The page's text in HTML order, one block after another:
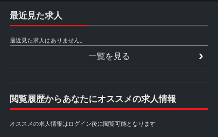
最近見た求人
最近見た求人はありません。
一覧を見る
閲覧履歴からあなたにオススメの求人情報
オススメの求人情報はログイン後に閲覧可能となります